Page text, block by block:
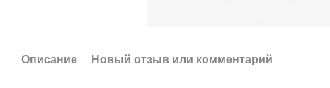
Описание Новый отзыв или комментарий